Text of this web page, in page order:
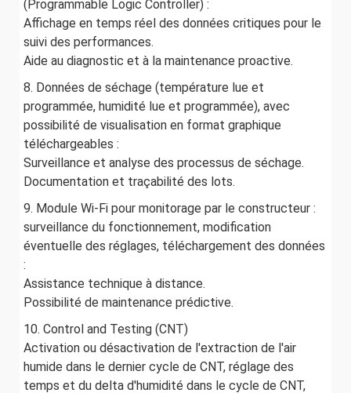
(Programmable Logic Controller) :
Affichage en temps réel des données critiques pour le
suivi des performances.
Aide au diagnostic et à la maintenance proactive.
8. Données de séchage (température lue et
programmée, humidité lue et programmée), avec
possibilité de visualisation en format graphique
téléchargeables :
Surveillance et analyse des processus de séchage.
Documentation et traçabilité des lots.
9. Module Wi-Fi pour monitorage par le constructeur :
surveillance du fonctionnement, modification
éventuelle des réglages, téléchargement des données
:
Assistance technique à distance.
Possibilité de maintenance prédictive.
10. Control and Testing (CNT)
Activation ou désactivation de l'extraction de l'air
humide dans le dernier cycle de CNT, réglage des
temps et du delta d'humidité dans le cycle de CNT,